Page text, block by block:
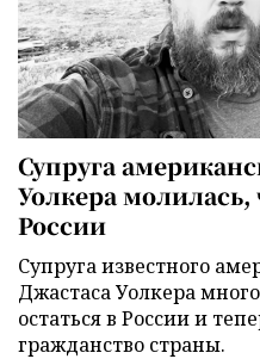
Супруга
Уолкера молилась,
России
Супруга известного
Джастаса Уолкера
остаться в России и
гражданство страны.